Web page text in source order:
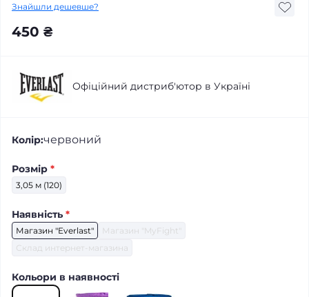
Знайшли дешевше?
450 ₴
Офіційний дистриб'ютор в Україні
Колір:червоний
Розмір *
3,05 м (120)
Наявність *
Магазин "Everlast"
Магазин "MyFight"
Склад интернет-магазина
Кольори в наявності